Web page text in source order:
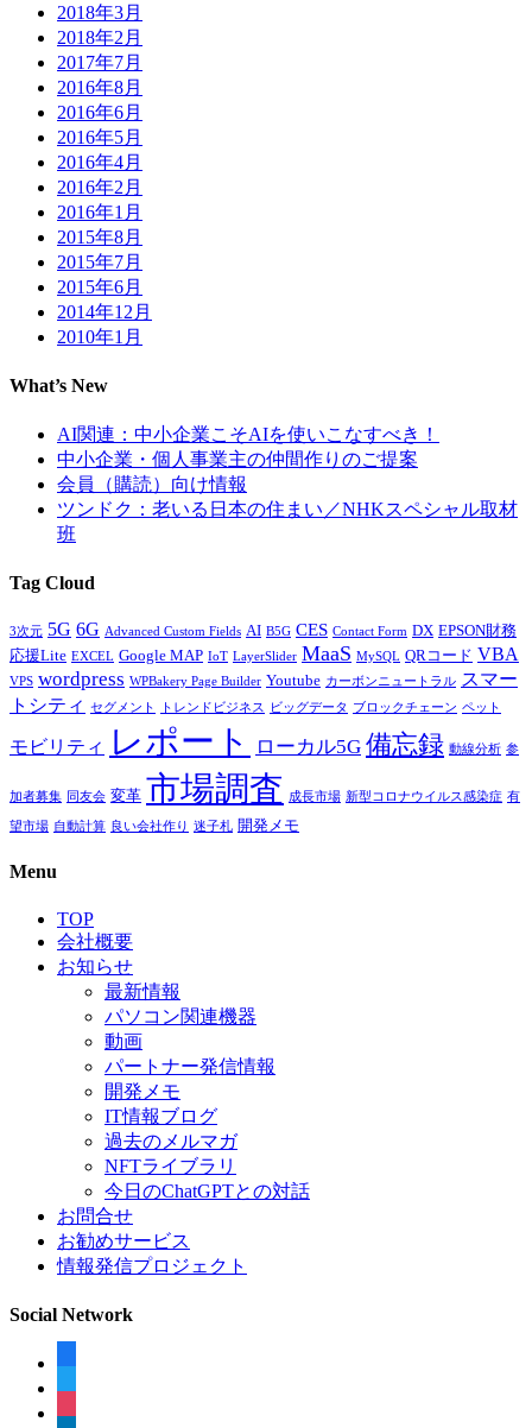
2018年3月
2018年2月
2017年7月
2016年8月
2016年6月
2016年5月
2016年4月
2016年2月
2016年1月
2015年8月
2015年7月
2015年6月
2014年12月
2010年1月
What’s New
AI関連：中小企業こそAIを使いこなすべき！
中小企業・個人事業主の仲間作りのご提案
会員（購読）向け情報
ツンドク：老いる日本の住まい／NHKスペシャル取材
班
Tag Cloud
3次元 5G 6G Advanced Custom Fields AI B5G CES Contact Form DX EPSON財務
応援Lite EXCEL Google MAP IoT LayerSlider MaaS MySQL QRコード VBA
VPS wordpress WPBakery Page Builder Youtube カーボンニュートラル スマー
トシティ
セグメント トレンドビジネス ビッグデータ ブロックチェーン ペット
モビリティ レポート ローカル5G 備忘録 動線分析 参
加者募集 同友会 変革 市場調査 成長市場 新型コロナウイルス感染症 有
望市場 自動計算 良い会社作り 迷子札 開発メモ
Menu
TOP
会社概要
お知らせ
最新情報
パソコン関連機器
動画
パートナー発信情報
開発メモ
IT情報ブログ
過去のメルマガ
NFTライブラリ
今日のChatGPTとの対話
お問合せ
お勧めサービス
情報発信プロジェクト
Social Network